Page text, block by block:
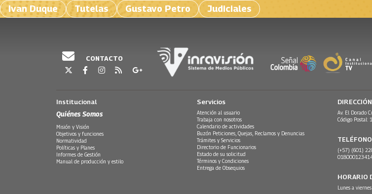
Ivan Duque
Tutelas Gustavo Petro Judiciales
CONTACTO
Institucional
Quiénes Somos
Misión y Visión
Objetivos y funciones
Normatividad
Políticas y Planes
Informes de Gestión
Manual de producción y estilo
Servicios
Atención al usuario
Trabaja con nosotros
Calendario de actividades
Buzón Peticiones, Quejas, Reclamos y Denuncias
Trámites y Servicios
Directorio de Funcionarios
Estado de su solicitud
Términos y Condiciones
Entrega de Obsequios
DIRECCIÓN
Av. El Dorado
Código Postal:
(+57) (601)
HORARIO
Lunes a